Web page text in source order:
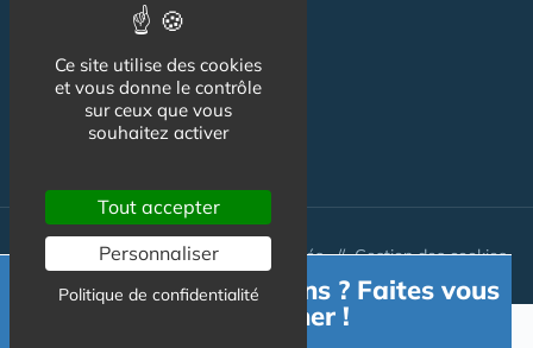
Emploi-formation-sante.com
Aidant.info
Creche-et-naissance.com
© Australis 2026 - Tous droits réservés. //Gestion des cookies
Besoin d'informations ? Faites vous
accompagner !
Ce site utilise des cookies
et vous donne le contrôle
sur ceux que vous
souhaitez activer
Tout accepter
Personnaliser
Politique de confidentialité